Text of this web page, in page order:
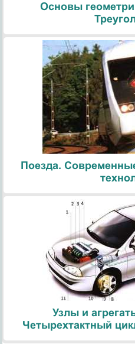
Основы
Поезда.
Узлы и
Четырехтактный